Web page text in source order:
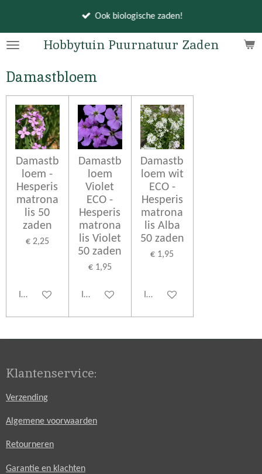
naar
hoofdinhoud
Hobbytuin Puurnatuur Zaden
Ook biologische zaden!
Damastbloem
Damastb
loem -
Hesperis
matrona
lis 50
zaden
€ 2,25
In winkelwagen
Damastb
loem
Violet
ECO -
Hesperis
matrona
lis Violet
50 zaden
€ 1,95
In winkelwagen
Damastb
loem wit
ECO -
Hesperis
matrona
lis Alba
50 zaden
€ 1,95
In winkelwagen
Klantenservice:
Verzending
Algemene voorwaarden
Retourneren
Garantie en klachten